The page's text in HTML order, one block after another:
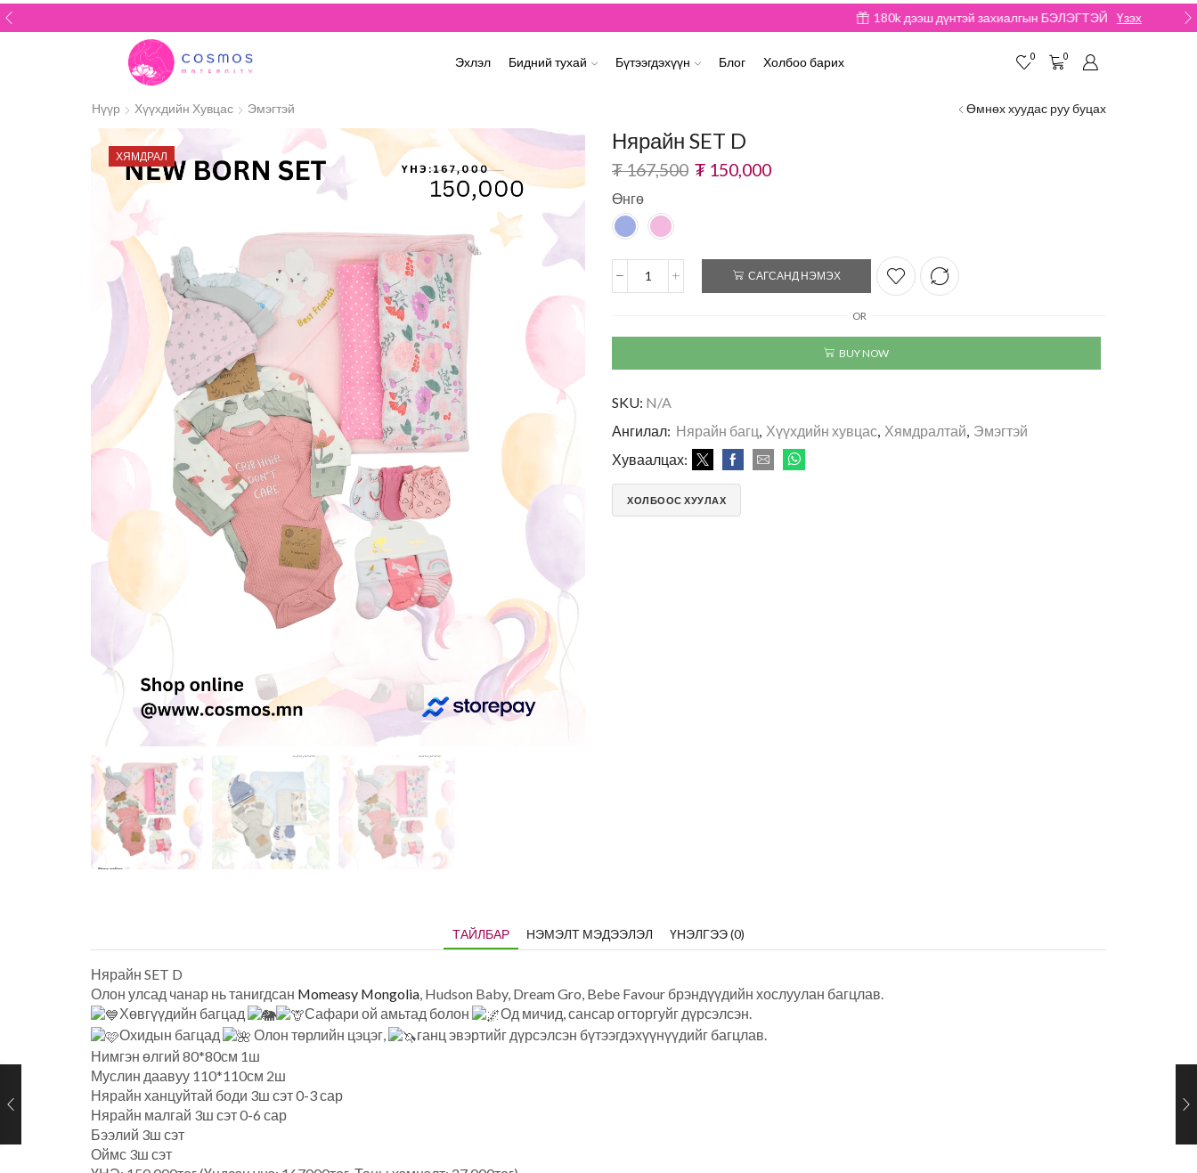
Эхлэл Бидний тухай Бүтээгдэхүүн Блог Холбоо барих 0 0
Нүүр Хүүхдийн Хувцас Эмэгтэй Өмнөх хуудас руу буцах
ХЯМДРАЛ
Нярайн SET D
₮167,500 ₮ 150,000
Өнгө
САГСАНД НЭМЭХ
OR
BUY NOW
SKU: N/A
Ангилал: Нярайн багц, Хүүхдийн хувцас, Хямдралтай, Эмэгтэй
Хуваалцах:
ХОЛБООС ХУУЛАХ
ТАЙЛБАР НЭМЭЛТ МЭДЭЭЛЭЛ ҮНЭЛГЭЭ (0)
Нярайн SET D
Олон улсад чанар нь танигдсан Momeasy Mongolia, Hudson Baby, Dream Gro, Bebe Favour брэндүүдийн хослуулан багцлав.
Хөвгүүдийн багцад
Сафари ой амьтад болон
Од мичид, сансар огторгуйг дүрсэлсэн.
Охидын багцад
Олон төрлийн цэцэг,
ганц эвэртийг дүрсэлсэн бүтээгдэхүүнүүдийг багцлав.
Нимгэн өлгий 80*80см 1ш
Муслин даавуу 110*110см 2ш
Нярайн ханцуйтай боди 3ш сэт 0-3 сар
Нярайн малгай 3ш сэт 0-6 сар
Бээлий 3ш сэт
Оймс 3ш сэт